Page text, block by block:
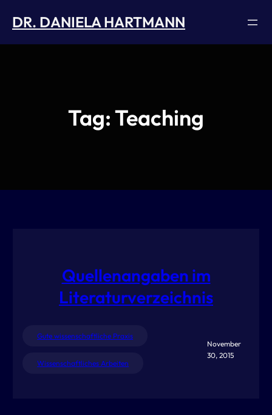
DR. DANIELA HARTMANN
Tag:Teaching
Quellenangaben im
Literaturverzeichnis
Gute wissenschaftliche Praxis
Wissenschaftliches Arbeiten
November
30, 2015